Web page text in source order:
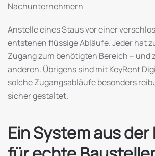
Nachunternehmern
Anstelle eines Staus vor einer
entstehen flüssige Abläufe. Jeder hat
Zugang zum benötigten Bereich – und
anderen. Übrigens sind mit KeyRent
solche Zugangsabläufe besonders
sicher gestaltet.
Ein System aus der